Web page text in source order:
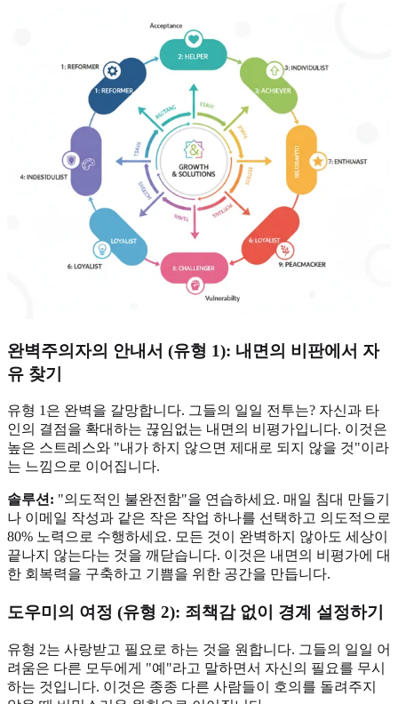
완벽주의자의 안내서 (유형 1): 내면의 비판에서 자
유 찾기
유형 1은 완벽을 갈망합니다. 그들의 일일 전투는? 자신과 타
인의 결점을 확대하는 끊임없는 내면의 비평가입니다. 이것은
높은 스트레스와 "내가 하지 않으면 제대로 되지 않을 것"이라
는 느낌으로 이어집니다.
솔루션: "의도적인 불완전함"을 연습하세요. 매일 침대 만들기
나 이메일 작성과 같은 작은 작업 하나를 선택하고 의도적으로
80% 노력으로 수행하세요. 모든 것이 완벽하지 않아도 세상이
끝나지 않는다는 것을 깨닫습니다. 이것은 내면의 비평가에 대
한 회복력을 구축하고 기쁨을 위한 공간을 만듭니다.
도우미의 여정 (유형 2): 죄책감 없이 경계 설정하기
유형 2는 사랑받고 필요로 하는 것을 원합니다. 그들의 일일 어
려움은 다른 모두에게 "예"라고 말하면서 자신의 필요를 무시
하는 것입니다. 이것은 종종 다른 사람들이 호의를 돌려주지